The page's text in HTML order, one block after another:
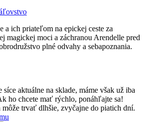
a ich priateľom na epickej ceste za
magickej moci a záchranou Arendelle pred
plné odvahy a sebapoznania.
síce aktuálne na sklade, máme však už iba
ho chcete mať rýchlo, ponáhľajte sa!
trvať dlhšie, zvyčajne do piatich dní.